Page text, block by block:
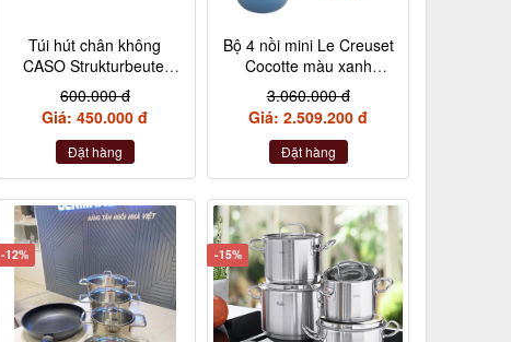
Túi hút chân không
CASO Strukturbeutel
20×30 cm, 50 Stück –
Made in Germany
(không hộp)
600.000 đ
Giá: 450.000 đ
Đặt hàng
Bộ 4 nồi mini Le Creuset
Cocotte màu xanh
Marseile
3.060.000 đ
Giá: 2.509.200 đ
Đặt hàng
-12% -15%